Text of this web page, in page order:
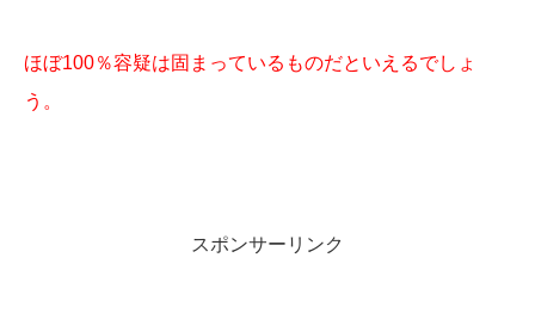
ほぼ100％容疑は固まっているものだといえるでしょ
う。
スポンサーリンク